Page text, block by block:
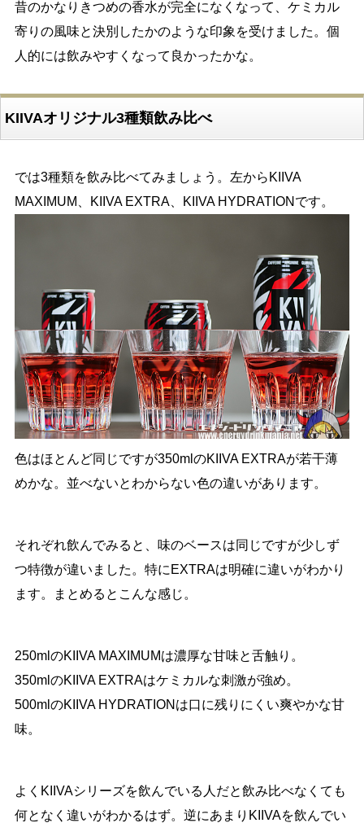
昔のかなりきつめの香水が完全になくなって、ケミカル
寄りの風味と決別したかのような印象を受けました。個
人的には飲みやすくなって良かったかな。
KIIVAオリジナル3種類飲み比べ
では3種類を飲み比べてみましょう。左からKIIVA
MAXIMUM、KIIVA EXTRA、KIIVA HYDRATIONです。
色はほとんど同じですが350mlのKIIVA EXTRAが若干薄
めかな。並べないとわからない色の違いがあります。
それぞれ飲んでみると、味のベースは同じですが少しず
つ特徴が違いました。特にEXTRAは明確に違いがわかり
ます。まとめるとこんな感じ。
250mlのKIIVA MAXIMUMは濃厚な甘味と舌触り。
350mlのKIIVA EXTRAはケミカルな刺激が強め。
500mlのKIIVA HYDRATIONは口に残りにくい爽やかな甘
味。
よくKIIVAシリーズを飲んでいる人だと飲み比べなくても
何となく違いがわかるはず。逆にあまりKIIVAを飲んでい